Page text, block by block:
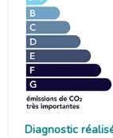
Diagnostic